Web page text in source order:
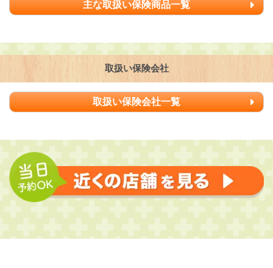
主な取扱い保険商品一覧
取扱い保険会社
取扱い保険会社一覧